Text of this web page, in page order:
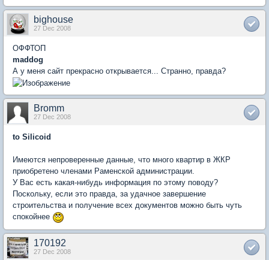
bighouse
27 Dec 2008
ОФФТОП
maddog
А у меня сайт прекрасно открывается... Странно, правда?
Bromm
27 Dec 2008
to Silicoid
Имеются непроверенные данные, что много квартир в ЖКР
приобретено членами Раменской администрации.
У Вас есть какая-нибудь информация по этому поводу?
Поскольку, если это правда, за удачное завершение
строительства и получение всех документов можно быть чуть
спокойнее
170192
27 Dec 2008